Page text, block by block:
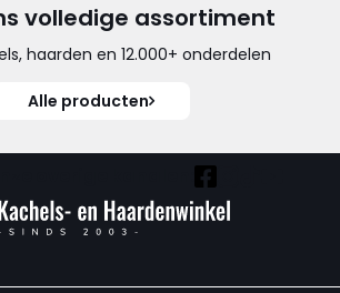
volledige assortiment
haarden en 12.000+ onderdelen
Alle producten